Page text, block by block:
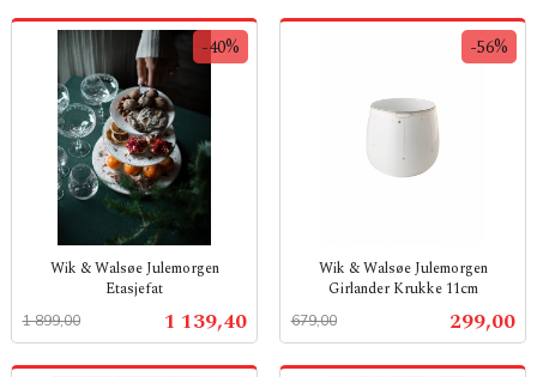
Wik & Walsøe Julemorgen
Etasjefat
Tilbud
1 139,40
1 899,00
-40%
mva.
Wik & Walsøe Julemorgen
Girlander Krukke 11cm
Tilbud
299,00
679,00
-56%
mva.